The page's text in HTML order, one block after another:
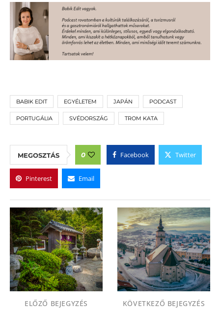
BABIK EDIT EGYÉLETEM JAPÁN PODCAST
PORTUGÁLIA SVÉDORSZÁG TROM KATA
MEGOSZTÁS 0 Facebook Twitter
Pinterest Email
ELŐZŐ BEJEGYZÉS KÖVETKEZŐ BEJEGYZÉS